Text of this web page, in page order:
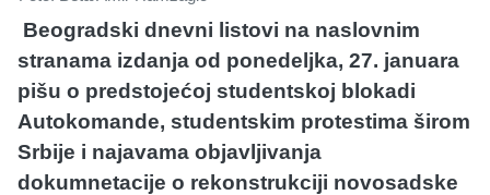
Beogradski dnevni listovi na naslovnim
stranama izdanja od ponedeljka, 27. januara
pišu o predstojećoj studentskoj blokadi
Autokomande, studentskim protestima širom
Srbije i najavama objavljivanja
dokumnetacije o rekonstrukciji novosadske